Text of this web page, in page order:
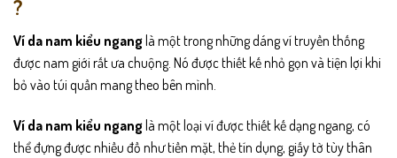
?
Ví da nam kiểu nganglà một trong những dáng ví truyền thống
được nam giới rất ưa chuộng. Nó được thiết kế nhỏ gọn và tiện lợi khi
bỏ vào túi quần mang theo bên mình.
Ví da nam kiểu nganglà một loại ví được thiết kế dạng ngang, có
thể đựng được nhiều đồ như tiền mặt, thẻ tín dụng, giấy tờ tùy thân